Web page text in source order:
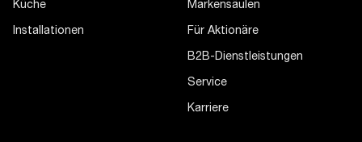
Küche
Installationen
Markensäulen
Für Aktionäre
B2B-Dienstleistungen
Service
Karriere